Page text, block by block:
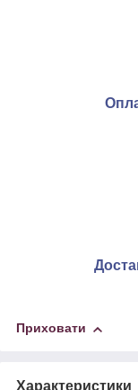
Приховати
Характеристики